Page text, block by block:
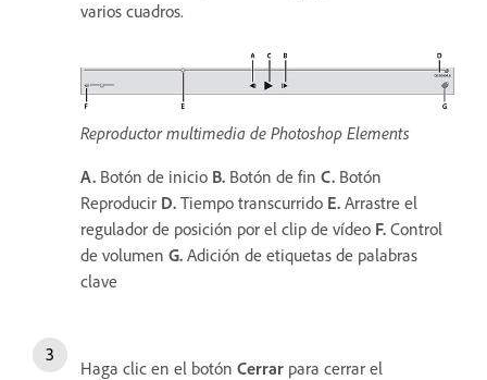
varios cuadros.
Reproductor multimedia de Photoshop Elements
A. Botón de inicio B. Botón de fin C. Botón
Reproducir D. Tiempo transcurrido E. Arrastre el
regulador de posición por el clip de vídeo F. Control
de volumen G. Adición de etiquetas de palabras
clave
Haga clic en el botón Cerrar para cerrar el